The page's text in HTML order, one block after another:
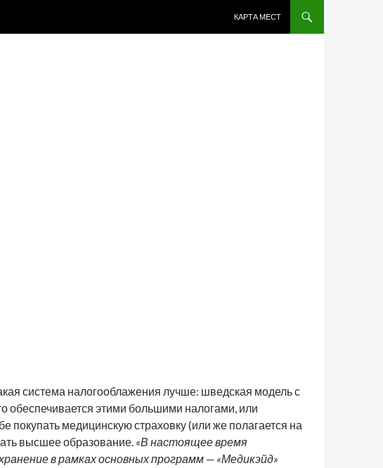
КАРТА МЕСТ
система налогооблажения лучше: шведская модель с
этими большими налогами, или
медицинскую страховку (или же полагается на
высшее образование. «В настоящее время
в рамках основных программ — «Медикэйд»